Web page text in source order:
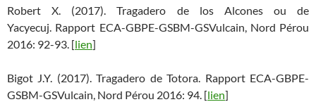
Robert X. (2017). Tragadero de los Alcones ou de
Yacyecuj. Rapport ECA-GBPE-GSBM-GSVulcain, Nord Pérou
2016: 92-93. [lien]
Bigot J.Y. (2017). Tragadero de Totora. Rapport ECA-GBPE-
GSBM-GSVulcain, Nord Pérou 2016: 94. [lien]